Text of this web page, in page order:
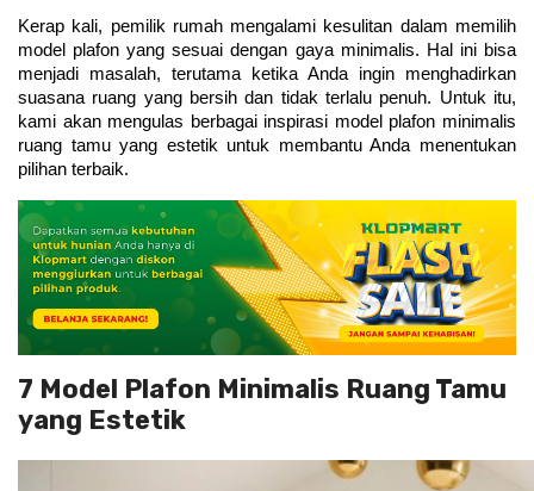
Kerap kali, pemilik rumah mengalami kesulitan dalam memilih
model plafon yang sesuai dengan gaya minimalis. Hal ini bisa
menjadi masalah, terutama ketika Anda ingin menghadirkan
suasana ruang yang bersih dan tidak terlalu penuh. Untuk itu,
kami akan mengulas berbagai inspirasi model plafon minimalis
ruang tamu yang estetik untuk membantu Anda menentukan
pilihan terbaik.
7 Model Plafon Minimalis Ruang Tamu
yang Estetik